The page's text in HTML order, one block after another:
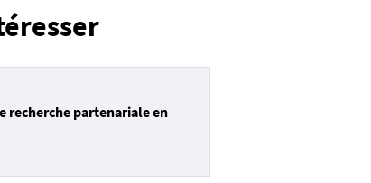
recherche partenariale en